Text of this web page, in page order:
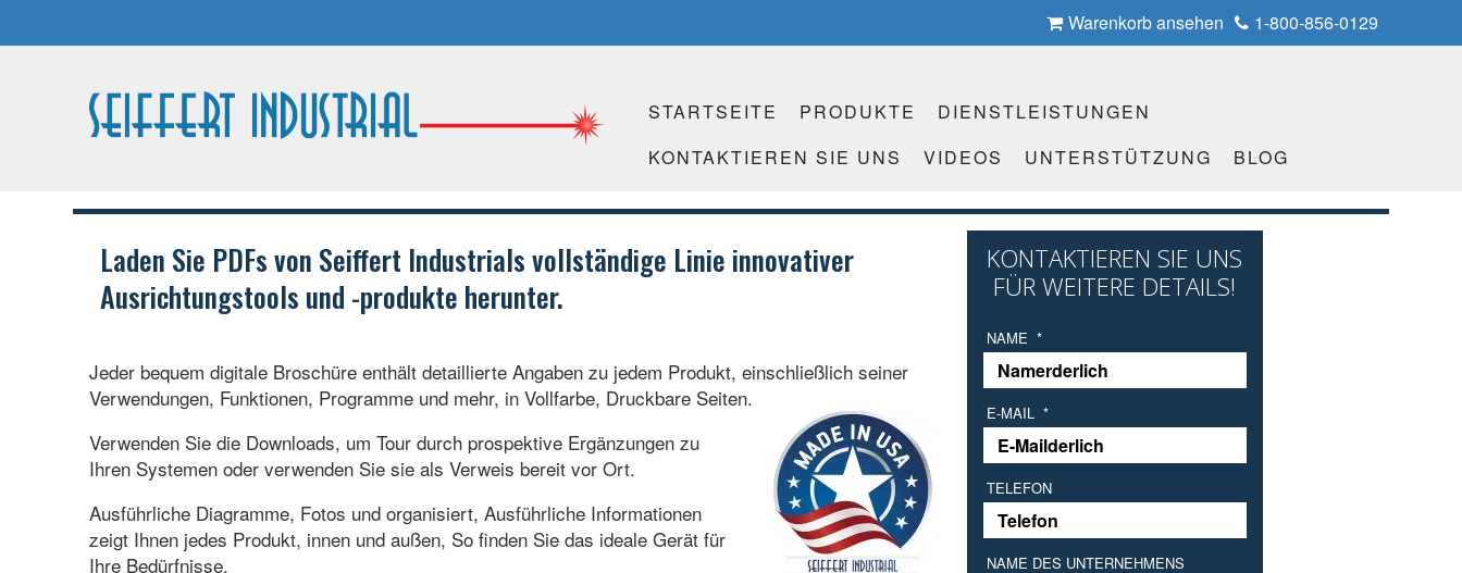
1-800-856-0129
Warenkorb ansehen
STARTSEITE PRODUKTE
DIENSTLEISTUNGEN
KONTAKTIEREN SIE UNS
VIDEOS UNTERSTÜTZUNG BLOG
Laden Sie PDFs von Seiffert Industrials vollständige Linie innovativer
Ausrichtungstools und -produkte herunter.
Jeder bequem digitale Broschüre enthält detaillierte Angaben zu jedem Produkt, einschließlich seiner
Verwendungen, Funktionen, Programme und mehr, in Vollfarbe, Druckbare Seiten.
Verwenden Sie die Downloads, um Tour durch prospektive Ergänzungen zu
Ihren Systemen oder verwenden Sie sie als Verweis bereit vor Ort.
Ausführliche Diagramme, Fotos und organisiert, Ausführliche Informationen
zeigt Ihnen jedes Produkt, innen und außen, So finden Sie das ideale Gerät für
Ihre Bedürfnisse.
KONTAKTIEREN SIE UNS
FÜR WEITERE DETAILS!
NAME *
E-MAIL *
TELEFON
NAME DES UNTERNEHMENS